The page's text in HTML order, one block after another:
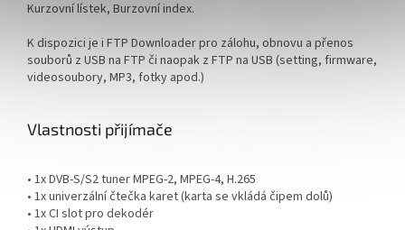
Kurzovní lístek, Burzovní index.
K dispozici je i FTP Downloader pro zálohu, obnovu a přenos
souborů z USB na FTP či naopak z FTP na USB (setting, firmware,
videosoubory, MP3, fotky apod.)
Vlastnosti přijímače
• 1x DVB-S/S2 tuner MPEG-2, MPEG-4, H.265
• 1x univerzální čtečka karet (karta se vkládá čipem dolů)
• 1x CI slot pro dekodér